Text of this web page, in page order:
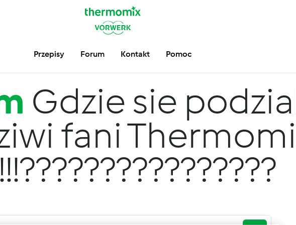
Przepisy Forum Kontakt Pomoc
Gdzie sie
fani